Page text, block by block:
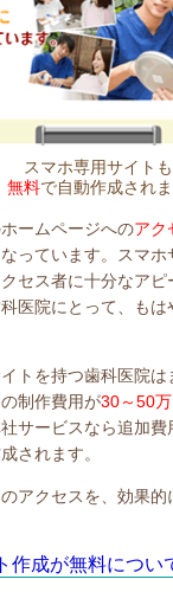
スマホ専用サイトも
無料で自動作成され
ームページへのアク
っています。スマ
セス者に十分なアピ
医院にとって、もは
トを持つ歯科医院
制作費用が30～50万
サービスなら追加費
されます。
アクセスを、効果的
作成が無料につい